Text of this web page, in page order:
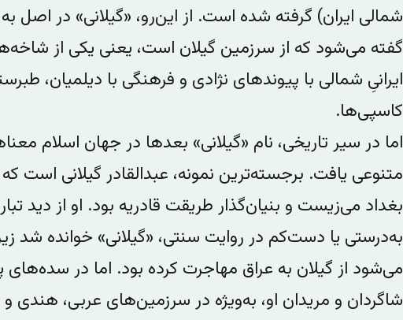
شمالی ایران) گرفته شده است. از این‌رو، «گیلانی» در اصل
گفته می‌شود که از سرزمین گیلان است، یعنی یکی از
ایرانیِ شمالی با پیوندهای نژادی و فرهنگی با دیلمیان،
کاسپی‌ها.
اما در سیر تاریخی، نام «گیلانی» بعدها در جهان اسلام
متنوعی یافت. برجسته‌ترین نمونه، عبدالقادر گیلانی است
بغداد می‌زیست و بنیان‌گذار طریقت قادریه بود. او از دید
به‌درستی یا دست‌کم در روایت سنتی، «گیلانی» خوانده شد
می‌شود از گیلان به عراق مهاجرت کرده بود. اما در
شاگردان و مریدان او، به‌ویژه در سرزمین‌های عربی، هندی و